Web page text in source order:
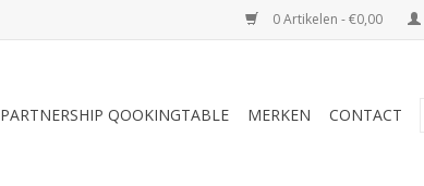
0 Artikelen - €0,00
PARTNERSHIP QOOKINGTABLE MERKEN CONTACT